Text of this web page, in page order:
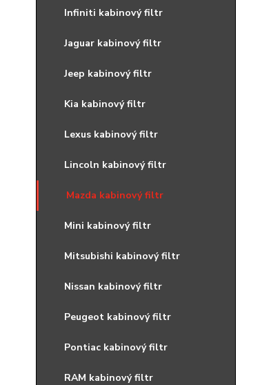
Infiniti kabinový filtr
Jaguar kabinový filtr
Jeep kabinový filtr
Kia kabinový filtr
Lexus kabinový filtr
Lincoln kabinový filtr
Mazda kabinový filtr
Mini kabinový filtr
Mitsubishi kabinový filtr
Nissan kabinový filtr
Peugeot kabinový filtr
Pontiac kabinový filtr
RAM kabinový filtr